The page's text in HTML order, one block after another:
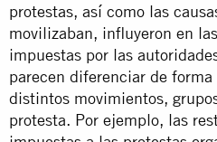
protestas, así como las
movilizaban, influyeron en
impuestas por las
parecen diferenciar de
distintos movimientos,
protesta. Por ejemplo, las